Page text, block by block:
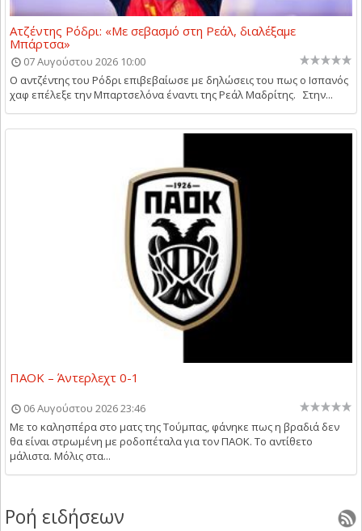
Ατζέντης Ρόδρι: «Με σεβασμό στη Ρεάλ, διαλέξαμε
Μπάρτσα»
07 Αυγούστου 2026 10:00
Ο αντζέντης του Ρόδρι επιβεβαίωσε με δηλώσεις του πως ο Ισπανός
χαφ επέλεξε την Μπαρτσελόνα έναντι της Ρεάλ Μαδρίτης. Στην...
ΠΑΟΚ – Άντερλεχτ 0-1
06 Αυγούστου 2026 23:46
Με το καλησπέρα στο ματς της Τούμπας, φάνηκε πως η βραδιά δεν
θα είναι στρωμένη με ροδοπέταλα για τον ΠΑΟΚ. Το αντίθετο
μάλιστα. Μόλις στα...
Ροή ειδήσεων